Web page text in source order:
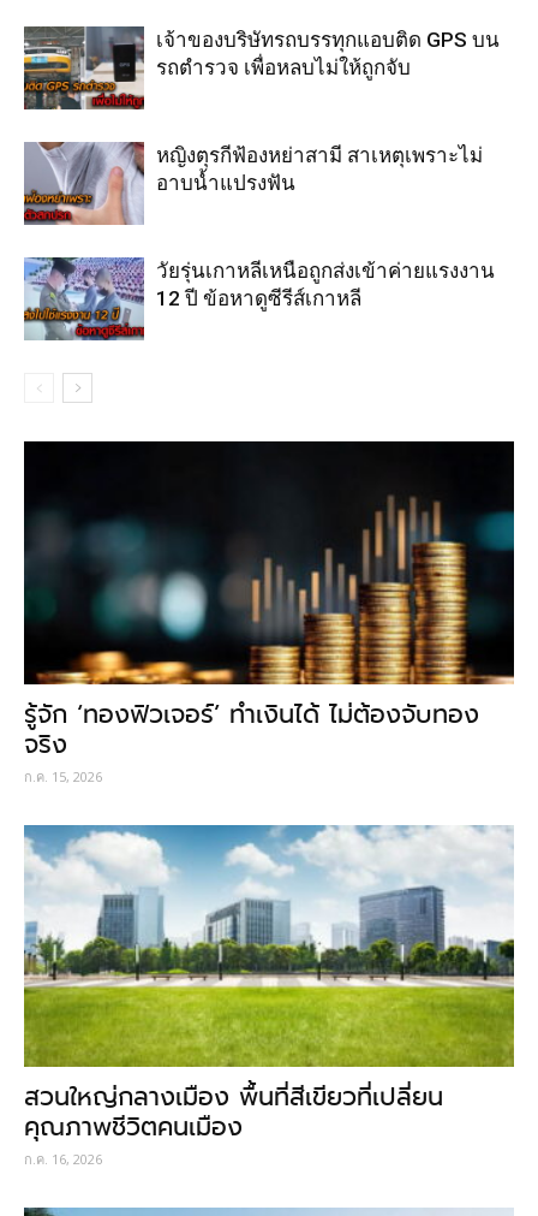
เจ้าของบริษัทรถบรรทุกแอบติด GPS บน
รถตำรวจ เพื่อหลบไม่ให้ถูกจับ
หญิงตุรกีฟ้องหย่าสามี สาเหตุเพราะไม่
อาบน้ำแปรงฟัน
วัยรุ่นเกาหลีเหนือถูกส่งเข้าค่ายแรงงาน
12 ปี ข้อหาดูซีรีส์เกาหลี
รู้จัก ‘ทองฟิวเจอร์’ ทำเงินได้ ไม่ต้องจับทอง
จริง
ก.ค. 15, 2026
สวนใหญ่กลางเมือง พื้นที่สีเขียวที่เปลี่ยน
คุณภาพชีวิตคนเมือง
ก.ค. 16, 2026